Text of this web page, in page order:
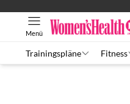
Menü
Trainingspläne Fitness